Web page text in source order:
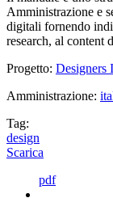
Amministrazione e
digitali fornendo
research, al content
Progetto: Designers
Amministrazione:
Tag:
design
Scarica
pdf